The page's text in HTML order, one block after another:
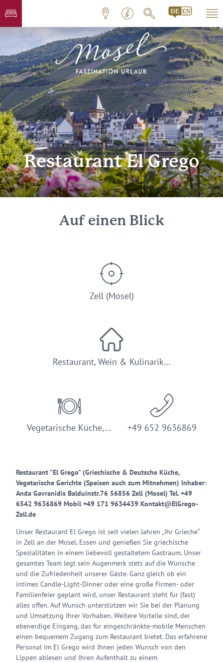
© ZLT
Restaurant El Grego
Auf einen Blick
Zell (Mosel)
Restaurant, Wein & Kulinarik…
Vegetarische Küche,… +49 652 9636869
Restaurant "El Grego" (Griechische & Deutsche Küche,
Vegetarische Gerichte (Speisen auch zum Mitnehmen) Inhaber:
Anda Gavranidis Balduinstr.76 56856 Zell (Mosel) Tel. +49
6542 9636869 Mobil +49 171 9634439 Kontakt@ElGrego-
Zell.de
Unser Restaurant El Grego ist seit vielen Jahren „Ihr Grieche“
in Zell an der Mosel. Essen und genießen Sie griechische
Spezialitäten in einem liebevoll gestaltetem Gastraum. Unser
gesamtes Team legt sein Augenmerk stets auf die Wünsche
und die Zufriedenheit unserer Gäste. Ganz gleich ob ein
intimes Candle-Light-Dinner oder eine große Firmen- oder
Familienfeier geplant wird, unser Restaurant steht für (fast)
alles offen. Auf Wunsch unterstützen wir Sie bei der Planung
und Umsetzung Ihrer Vorhaben. Weitere Vorteile sind, der
ebenerdige Eingang, das für eingeschränkte-mobile Menschen
einen bequemem Zugang zum Restaurant bietet. Das erfahrene
Personal im El Grego wird Ihnen jeden Wunsch von den
Lippen ablesen und Ihren Aufenthalt zu einem